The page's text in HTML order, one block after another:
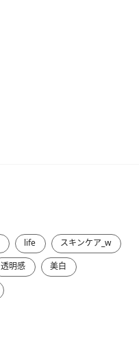
life
スキンケア_w
透明感
美白